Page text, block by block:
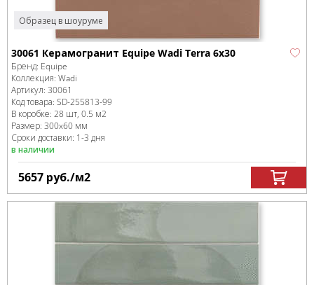
Образец в шоуруме
30061 Керамогранит Equipe Wadi Terra 6x30
Бренд: Equipe
Коллекция: Wadi
Артикул: 30061
Код товара: SD-255813-99
В коробке: 28 шт, 0.5 м2
Размер: 300x60 мм
Сроки доставки: 1-3 дня
в наличии
5657 руб./м2